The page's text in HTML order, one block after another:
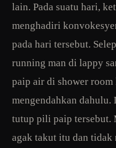
lain. Pada suatu hari,
menghadiri
pada hari tersebut.
running man di lappy
paip air di shower room
mengendahkan dahulu.
tutup pili paip tersebut.
agak takut itu dan